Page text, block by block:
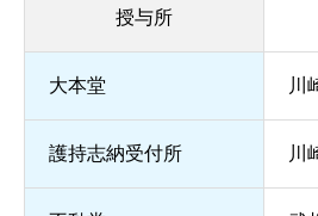
授与所
大本堂 川
護持志納受付所 川